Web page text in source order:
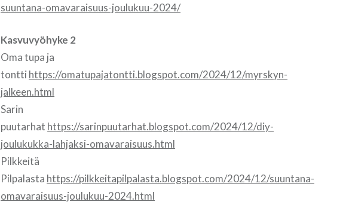
suuntana-omavaraisuus-joulukuu-2024/
Kasvuvyöhyke 2
Oma tupa ja
tontti https://omatupajatontti.blogspot.com/2024/12/myrskyn-
jalkeen.html
Sarin
puutarhat https://sarinpuutarhat.blogspot.com/2024/12/diy-
joulukukka-lahjaksi-omavaraisuus.html
Pilkkeitä
Pilpalasta https://pilkkeitapilpalasta.blogspot.com/2024/12/suuntana-
omavaraisuus-joulukuu-2024.html